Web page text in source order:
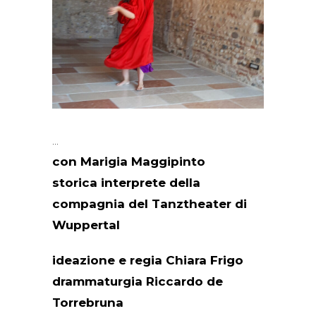
con Marigia Maggipinto
storica interprete della
compagnia del Tanztheater di
Wuppertal
ideazione e regia Chiara Frigo
drammaturgia Riccardo de
Torrebruna